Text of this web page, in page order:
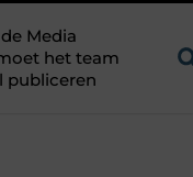
Media
het team
publiceren